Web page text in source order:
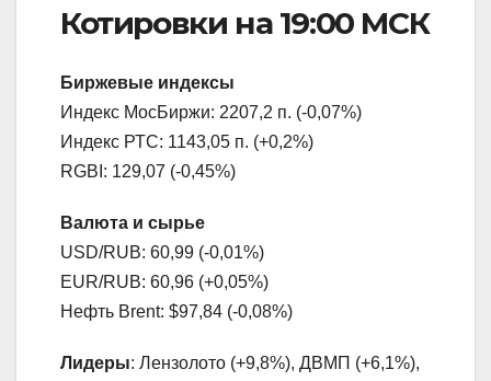
Котировки на 19:00 МСК
Биржевые индексы
Индекс МосБиржи: 2207,2 п. (-0,07%)
Индекс РТС: 1143,05 п. (+0,2%)
RGBI: 129,07 (-0,45%)
Валюта и сырье
USD/RUB: 60,99 (-0,01%)
EUR/RUB: 60,96 (+0,05%)
Нефть Brent: $97,84 (-0,08%)
Лидеры: Лензолото (+9,8%), ДВМП (+6,1%),